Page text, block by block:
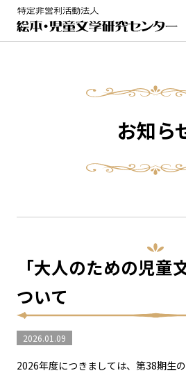
お知ら
「大人のための児童
ついて
2026.01.09
2026年度につきましては、第38期生